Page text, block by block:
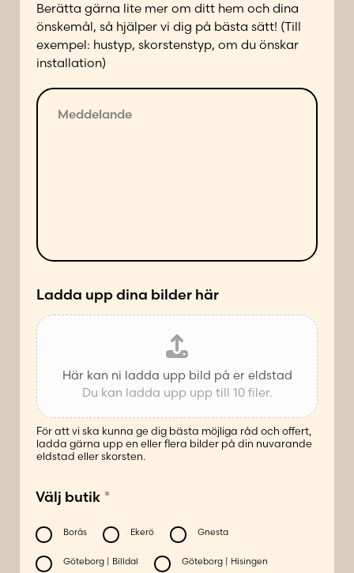
d
p
å
f
ö
l
t
*
Berätta gärna lite mer om ditt hem och dina
önskemål, så hjälper vi dig på bästa sätt! (Till
exempel: hustyp, skorstenstyp, om du önskar
installation)
M
d
e
Ladda upp dina bilder här
Här kan ni ladda upp bild på er eldstad
Du kan ladda upp upp till 10 filer.
För att vi ska kunna ge dig bästa möjliga råd och offert,
ladda gärna upp en eller flera bilder på din nuvarande
eldstad eller skorsten.
Välj butik *
Borås Ekerö Gnesta
Göteborg | Billdal Göteborg | Hisingen